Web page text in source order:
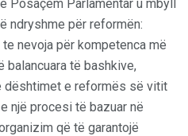
Posaçëm Parlamentar u mbyll
ndryshme për reformën:
nevoja për kompetenca më
të bashkive,
dështimet e reformës së vitit
një procesi të bazuar në
që të garantojë